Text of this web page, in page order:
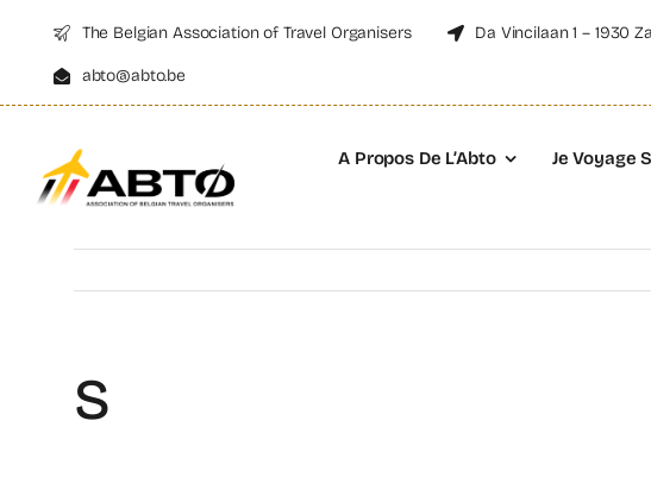
content
The Belgian Association of Travel Organisers Da Vincilaan 1 – 1930
abto@abto.be
A Propos De L’Abto Je Voyage
S